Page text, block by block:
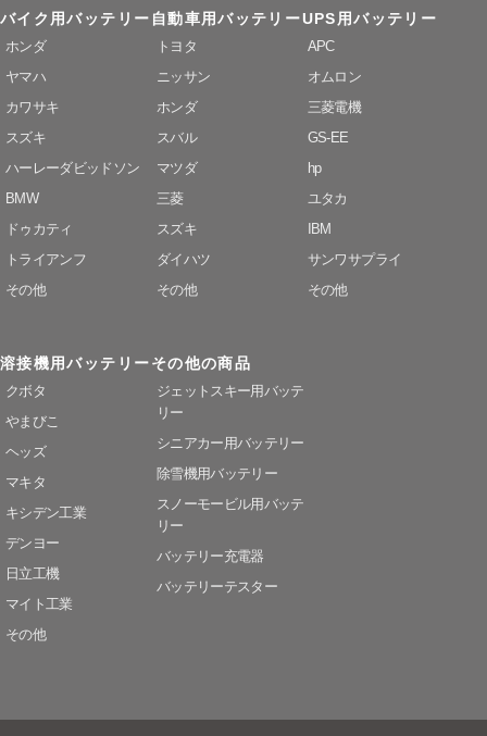
バイク用バッテリー
ホンダ
ヤマハ
カワサキ
スズキ
ハーレーダビッドソン
BMW
ドゥカティ
トライアンフ
その他
自動車用バッテリー
トヨタ
ニッサン
ホンダ
スバル
マツダ
三菱
スズキ
ダイハツ
その他
UPS用バッテリー
APC
オムロン
三菱電機
GS-EE
hp
ユタカ
IBM
サンワサプライ
その他
溶接機用バッテリー
クボタ
やまびこ
ヘッズ
マキタ
キシデン工業
デンヨー
日立工機
マイト工業
その他
その他の商品
ジェットスキー用バッテ
リー
シニアカー用バッテリー
除雪機用バッテリー
スノーモービル用バッテ
リー
バッテリー充電器
バッテリーテスター